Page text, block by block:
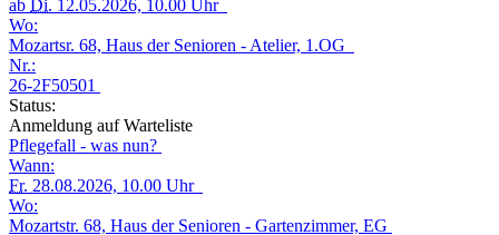
ab Di. 12.05.2026, 10.00 Uhr
Wo:
Mozartsr. 68, Haus der Senioren - Atelier, 1.OG
Nr.:
26-2F50501
Status:
Anmeldung auf Warteliste
Pflegefall - was nun?
Wann:
Fr. 28.08.2026, 10.00 Uhr
Wo:
Mozartstr. 68, Haus der Senioren - Gartenzimmer, EG